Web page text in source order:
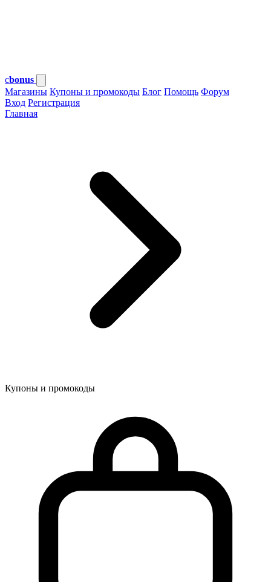
cbonus
Магазины Купоны и промокоды Блог Помощь Форум
Вход Регистрация
Главная
Купоны и промокоды